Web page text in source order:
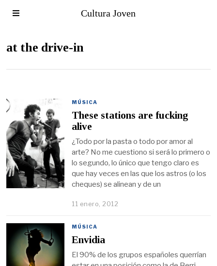
Cultura Joven
at the drive-in
MÚSICA
These stations are fucking
alive
¿Todo por la pasta o todo por amor al
arte? No me cuestiono si será lo primero o
lo segundo, lo único que tengo claro es
que hay veces en las que los astros (o los
cheques) se alinean y de un
11 enero, 2012
MÚSICA
Envidia
El 90% de los grupos españoles querrían